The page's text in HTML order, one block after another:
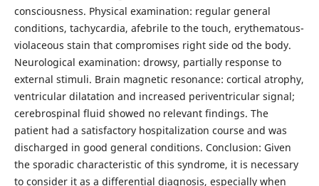
consciousness. Physical examination: regular general
conditions, tachycardia, afebrile to the touch, erythematous-
violaceous stain that compromises right side od the body.
Neurological examination: drowsy, partially response to
external stimuli. Brain magnetic resonance: cortical atrophy,
ventricular dilatation and increased periventricular signal;
cerebrospinal fluid showed no relevant findings. The
patient had a satisfactory hospitalization course and was
discharged in good general conditions. Conclusion: Given
the sporadic characteristic of this syndrome, it is necessary
to consider it as a differential diagnosis, especially when